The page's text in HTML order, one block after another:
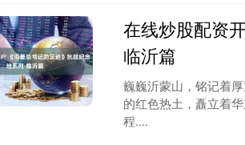
在线炒股配资
临沂篇
巍巍沂蒙山，铭记着
的红色热土，矗立着
程....